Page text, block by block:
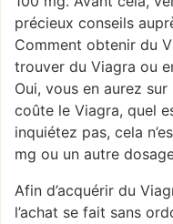
précieux conseils
Comment obtenir du
trouver du Viagra ou
Oui, vous en aurez
coûte le Viagra, quel
inquiétez pas, cela
mg ou un autre
Afin d’acquérir du
l’achat se fait sans